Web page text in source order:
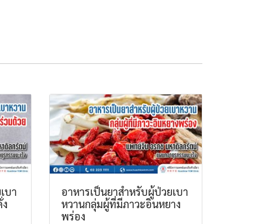
บา
อาหารเป็นยาสำหรับผู้ป่วยเบา
หวานกลุ่มผู้ที่มีภาวะอินหยาง
พร่อง